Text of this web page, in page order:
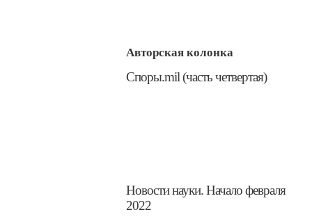
Авторская колонка
​Споры.mil (часть четвертая)
Новости науки. Начало февраля
2022